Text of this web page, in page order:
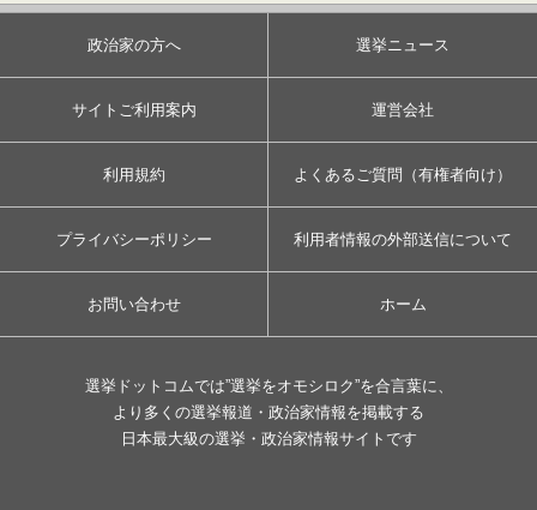
政治家の方へ 選挙ニュース
サイトご利用案内 運営会社
利用規約 よくあるご質問（有権者向け）
プライバシーポリシー 利用者情報の外部送信について
お問い合わせ ホーム
選挙ドットコムでは”選挙をオモシロク”を合言葉に、
より多くの選挙報道・政治家情報を掲載する
日本最大級の選挙・政治家情報サイトです